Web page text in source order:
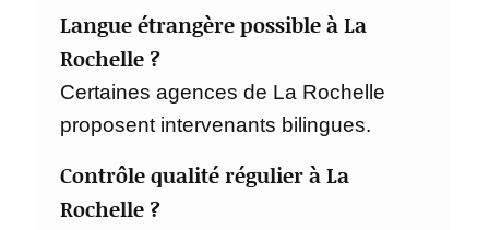
Langue étrangère possible à La
Rochelle ?
Certaines agences de La Rochelle
proposent intervenants bilingues.
Contrôle qualité régulier à La
Rochelle ?